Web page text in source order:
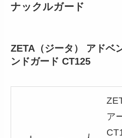
ナックルガード
ZETA（ジータ） アドベ
ンドガード CT125
ア